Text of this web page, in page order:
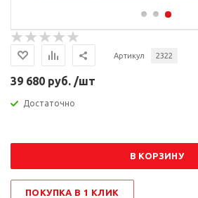
Артикул 2322
39 680 руб. /шт
Достаточно
В КОРЗИНУ
ПОКУПКА В 1 КЛИК